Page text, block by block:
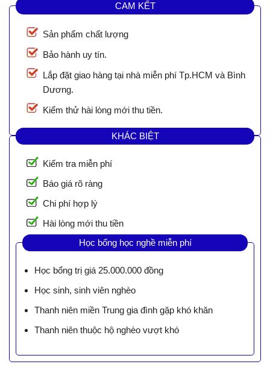
CAM KẾT
Sản phẩm chất lượng
Bảo hành uy tín.
Lắp đặt giao hàng tại nhà miễn phí Tp.HCM và Bình
Dương.
Kiểm thử hài lòng mới thu tiền.
KHÁC BIỆT
Kiểm tra miễn phí
Báo giá rõ ràng
Chi phí hợp lý
Hài lòng mới thu tiền
Học bổng học nghề miễn phí
Học bổng trị giá 25.000.000 đồng
Học sinh, sinh viên nghèo
Thanh niên miền Trung gia đình gặp khó khăn
Thanh niên thuộc hộ nghèo vượt khó